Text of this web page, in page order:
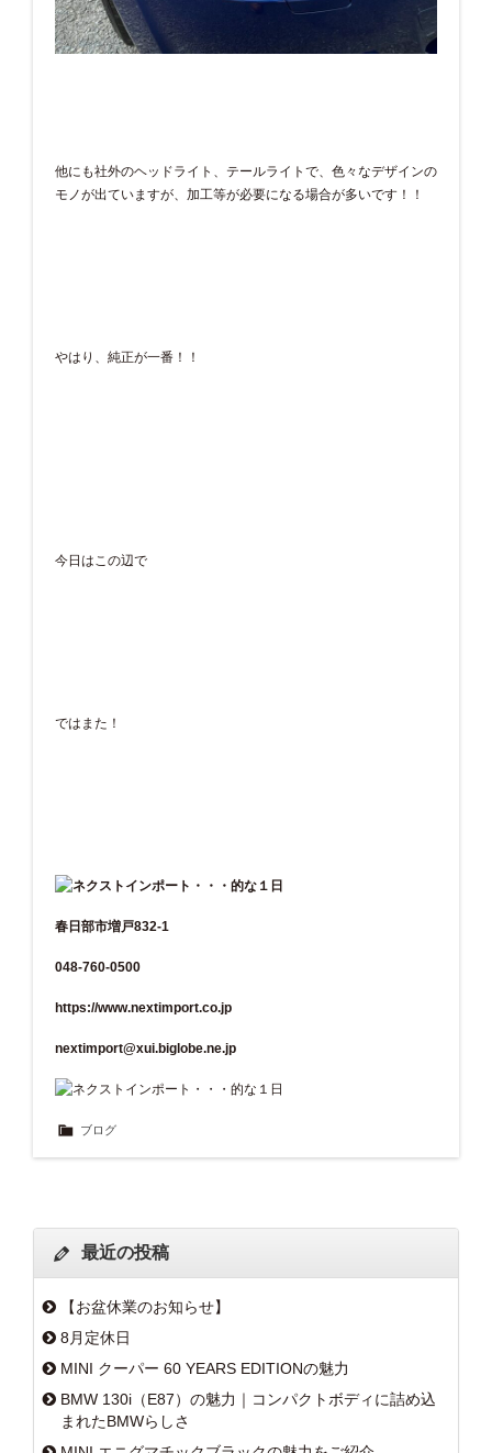
他にも社外のヘッドライト、テールライトで、色々なデザインの
モノが出ていますが、加工等が必要になる場合が多いです！！
やはり、純正が一番！！
今日はこの辺で
ではまた！
春日部市増戸832-1
048-760-0500
https://www.nextimport.co.jp
nextimport@xui.biglobe.ne.jp
ブログ
最近の投稿
【お盆休業のお知らせ】
8月定休日
MINI クーパー 60 YEARS EDITIONの魅力
BMW 130i（E87）の魅力｜コンパクトボディに詰め込
まれたBMWらしさ